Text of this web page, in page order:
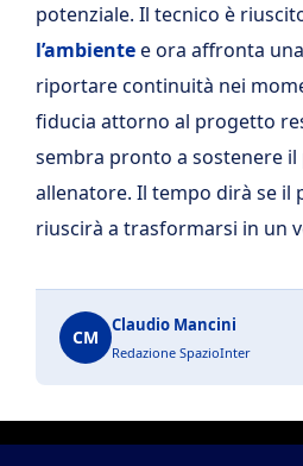
potenziale. Il tecnico è
l’ambientee ora affronta
riportare continuità nei
fiducia attorno al progetto
sembra pronto a sostenere
allenatore. Il tempo dirà se il
riuscirà a trasformarsi in un
CM
Claudio Mancini
Redazione SpazioInter